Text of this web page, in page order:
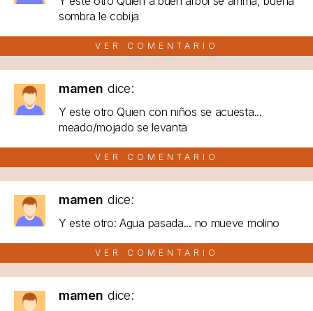
sombra le cobija
VER COMENTARIO
mamen dice:
Y este otro Quien con niños se acuesta...
meado/mojado se levanta
VER COMENTARIO
mamen dice:
Y este otro: Agua pasada... no mueve molino
VER COMENTARIO
mamen dice: